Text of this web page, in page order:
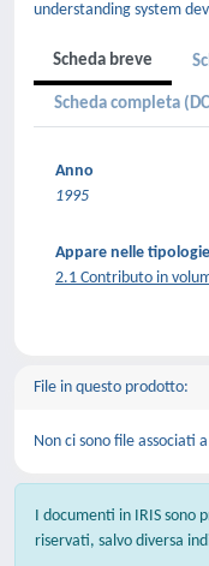
understanding system
Scheda breve
Scheda completa
Anno
1995
Appare nelle
2.1 Contributo in
File in questo prodotto:
Non ci sono file associati
I documenti in IRIS
riservati, salvo diversa